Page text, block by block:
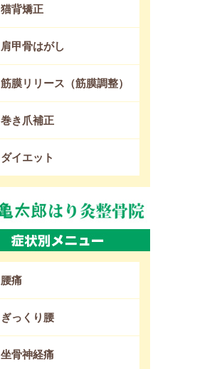
猫背矯正
肩甲骨はがし
筋膜リリース（筋膜調整）
巻き爪補正
ダイエット
腰痛
ぎっくり腰
坐骨神経痛